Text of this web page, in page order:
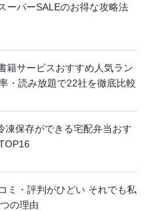
ーパーSALEのお得な攻略法
籍サービスおすすめ人気ラン
・読み放題で22社を徹底比較
凍保存ができる宅配弁当おす
ミ・評判がひどい それでも私
の理由